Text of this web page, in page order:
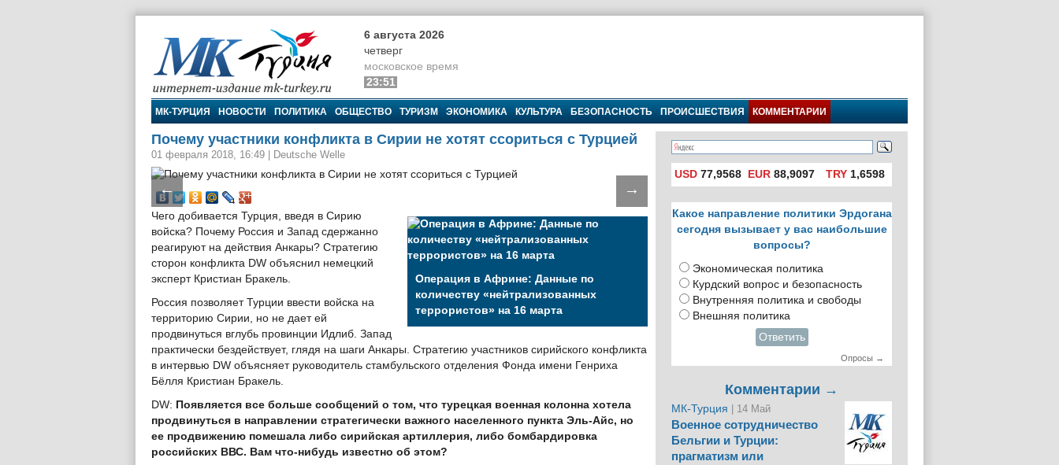
МК-Турция
6 августа 2026
четверг
московское время
23:51
МК-ТУРЦИЯ НОВОСТИ ПОЛИТИКА ОБЩЕСТВО ТУРИЗМ ЭКОНОМИКА КУЛЬТУРА БЕЗОПАСНОСТЬ ПРОИСШЕСТВИЯ КОММЕНТАРИИ
Почему участники конфликта в Сирии не хотят ссориться с Турцией
01 февраля 2018, 16:49 Deutsche Welle
← →
Операция в Африне: Данные по
количеству «нейтрализованных
террористов» на 16 марта
Чего добивается Турция, введя в Сирию
войска? Почему Россия и Запад сдержанно
реагируют на действия Анкары? Стратегию
сторон конфликта DW объяснил немецкий
эксперт Кристиан Бракель.
Россия позволяет Турции ввести войска на
территорию Сирии, но не дает ей
продвинуться вглубь провинции Идлиб. Запад
практически бездействует, глядя на шаги Анкары. Стратегию участников сирийского конфликта
в интервью DW объясняет руководитель стамбульского отделения Фонда имени Генриха
Бёлля Кристиан Бракель.
DW: Появляется все больше сообщений о том, что турецкая военная колонна хотела
продвинуться в направлении стратегически важного населенного пункта Эль-Айс, но
ее продвижению помешала либо сирийская артиллерия, либо бомбардировка
российских ВВС. Вам что-нибудь известно об этом?
USD 77,9568 EUR 88,9097 TRY1,6598
Какое направление политики Эрдогана
сегодня вызывает у вас наибольшие
вопросы?
Экономическая политика
Курдский вопрос и безопасность
Внутренняя политика и свободы
Внешняя политика
Ответить
Опросы →
Комментарии →
МК-Турция | 14 Май
Военное сотрудничество
Бельгии и Турции:
прагматизм или